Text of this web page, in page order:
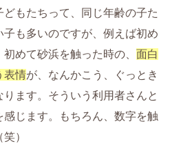
もたちって、同じ年齢の子た
も多いのですが、例えば初め
めて砂浜を触った時の、 面白
表情が、なんかこう、ぐっとき
ます。そういう 利用者さんと
感じます。もちろん、数字を触
）